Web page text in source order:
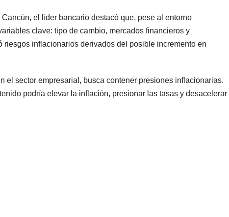
el líder bancario destacó que, pese al entorno
clave: tipo de cambio, mercados financieros y
inflacionarios derivados del posible incremento en
el sector empresarial, busca contener presiones inflacionarias.
podría elevar la inflación, presionar las tasas y desacelerar